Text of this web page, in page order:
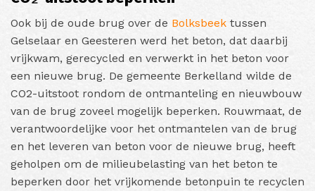
Ook bij de oude brug over de Bolksbeek tussen
Gelselaar en Geesteren werd het beton, dat daarbij
vrijkwam, gerecycled en verwerkt in het beton voor
een nieuwe brug. De gemeente Berkelland wilde de
CO2-uitstoot rondom de ontmanteling en nieuwbouw
van de brug zoveel mogelijk beperken. Rouwmaat, de
verantwoordelijke voor het ontmantelen van de brug
en het leveren van beton voor de nieuwe brug, heeft
geholpen om de milieubelasting van het beton te
beperken door het vrijkomende betonpuin te recyclen